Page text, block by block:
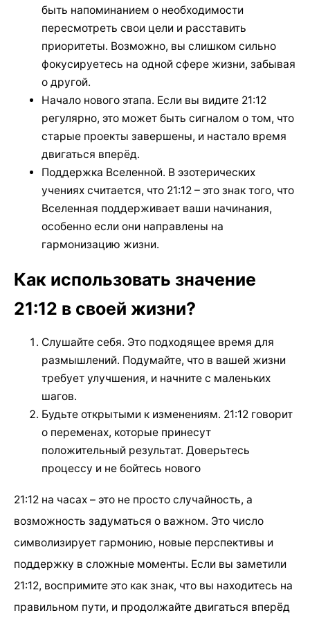
быть напоминанием о необходимости
пересмотреть свои цели и расставить
приоритеты. Возможно, вы слишком сильно
фокусируетесь на одной сфере жизни, забывая
о другой.
Начало нового этапа. Если вы видите 21:12
регулярно, это может быть сигналом о том, что
старые проекты завершены, и настало время
двигаться вперёд.
Поддержка Вселенной. В эзотерических
учениях считается, что 21:12 – это знак того, что
Вселенная поддерживает ваши начинания,
особенно если они направлены на
гармонизацию жизни.
Как использовать значение
21:12 в своей жизни?
Слушайте себя. Это подходящее время для
размышлений. Подумайте, что в вашей жизни
требует улучшения, и начните с маленьких
шагов.
Будьте открытыми к изменениям. 21:12 говорит
о переменах, которые принесут
положительный результат. Доверьтесь
процессу и не бойтесь нового
21:12 на часах – это не просто случайность, а
возможность задуматься о важном. Это число
символизирует гармонию, новые перспективы и
поддержку в сложные моменты. Если вы заметили
21:12, воспримите это как знак, что вы находитесь на
правильном пути, и продолжайте двигаться вперёд